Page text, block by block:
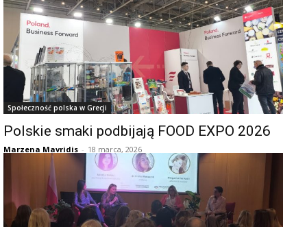
Społeczność polska w Grecji
Polskie smaki podbijają FOOD EXPO 2026
Marzena Mavridis - 18 marca, 2026